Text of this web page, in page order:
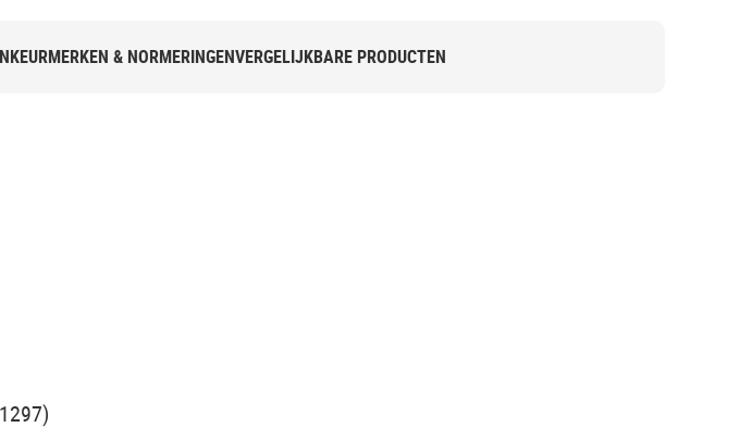
KEURMERKEN & NORMERINGENVERGELIJKBARE PRODUCTEN